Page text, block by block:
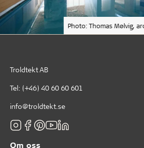
Photo: Thomas Mølvig,
Troldtekt AB
Tel: (+46) 40 60 60 601
info@troldtekt.se
Om oss